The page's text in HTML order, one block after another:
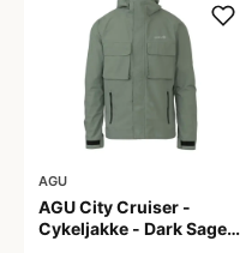
AGU
AGU City Cruiser -
Cykeljakke - Dark Sage -